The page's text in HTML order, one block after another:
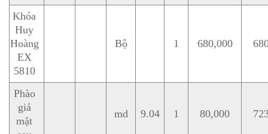
Khóa
Huy
Hoàng
EX
5810
Bộ 1 680,000
Phào
giả
mặt
md 9.04 1 80,000